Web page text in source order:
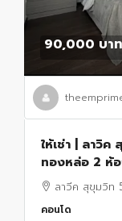
90,000 บาท
ให้เช่า | ลาวิค
ทองหล่อ 2 ห้
เมตรลาวีค สุขุมวิท
คอนโด